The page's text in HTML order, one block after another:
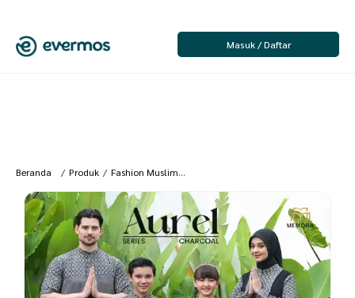
Masuk / Daftar
Beranda / Produk / Fashion Muslim /